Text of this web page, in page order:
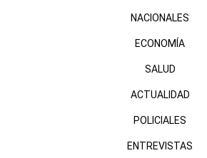
NACIONALES
ECONOMÍA
SALUD
ACTUALIDAD
POLICIALES
ENTREVISTAS